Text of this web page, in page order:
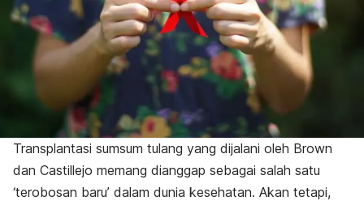
Transplantasi sumsum tulang yang dijalani oleh Brown
dan Castillejo memang dianggap sebagai salah satu
‘terobosan baru’ dalam dunia kesehatan. Akan tetapi,